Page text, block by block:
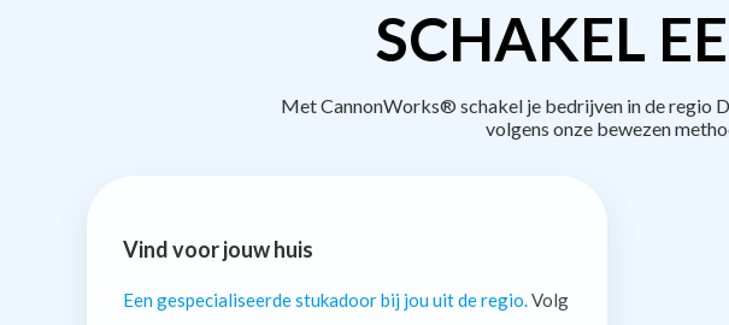
SCHAKEL
Met CannonWorks® schakel je bedrijven in de regio
volgens onze bewezen
Vind voor jouw huis
Een gespecialiseerde stukadoor bij jou uit de regio. Volg